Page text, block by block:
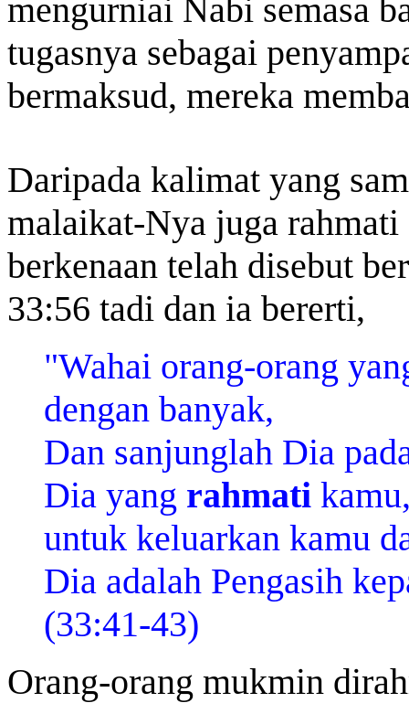
mengurniai Nabi semasa
tugasnya sebagai
bermaksud, mereka
Daripada kalimat yang
malaikat-Nya juga
berkenaan telah disebut
33:56 tadi dan ia bererti,
"Wahai orang-orang
dengan banyak,
Dan sanjunglah Dia
Dia yang rahmati
untuk keluarkan kamu
Dia adalah Pengasih
(33:41-43)
Orang-orang mukmin